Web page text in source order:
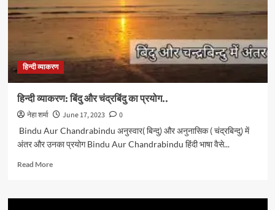
हिन्दी व्याकरण
हिन्दी व्याकरण: बिंदु और चंद्रबिंदु का प्रयोग..
नेहा शर्मा June 17, 2023
0
Bindu Aur Chandrabindu अनुस्वार( बिन्दु) और अनुनासिक ( चंद्रबिन्दु) में
अंतर और उनका प्रयोग Bindu Aur Chandrabindu हिंदी भाषा वैसे...
Read MoreRead
हिन्दी